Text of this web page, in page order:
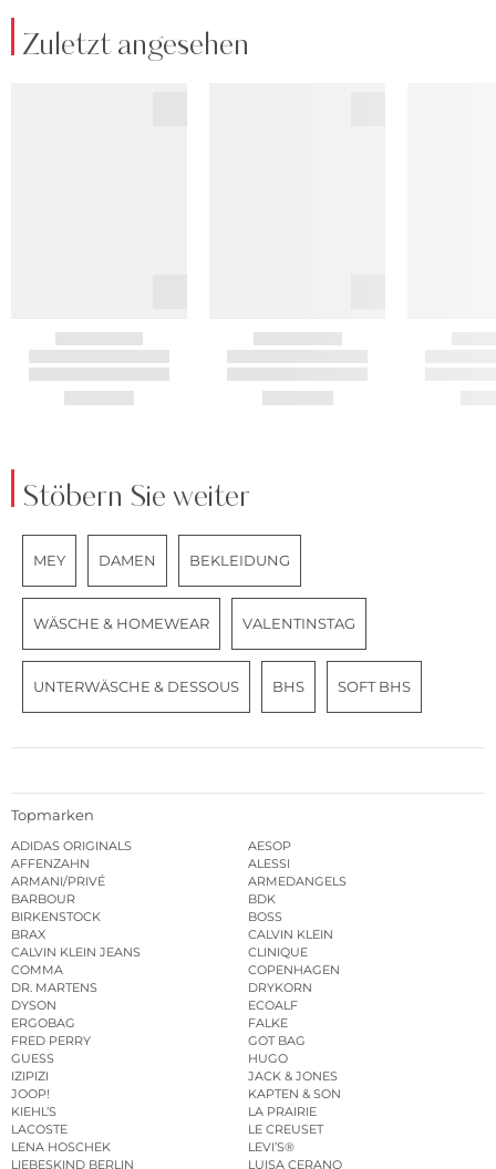
Zuletzt angesehen
Stöbern Sie weiter
MEY DAMEN BEKLEIDUNG
WÄSCHE & HOMEWEAR VALENTINSTAG
UNTERWÄSCHE & DESSOUS BHS SOFT BHS
Topmarken
ADIDAS ORIGINALS
AESOP
AFFENZAHN
ALESSI
ARMANI/PRIVÉ
ARMEDANGELS
BARBOUR
BDK
BIRKENSTOCK
BOSS
BRAX
CALVIN KLEIN
CALVIN KLEIN JEANS
CLINIQUE
COMMA
COPENHAGEN
DR. MARTENS
DRYKORN
DYSON
ECOALF
ERGOBAG
FALKE
FRED PERRY
GOT BAG
GUESS
HUGO
IZIPIZI
JACK & JONES
JOOP!
KAPTEN & SON
KIEHL’S
LA PRAIRIE
LACOSTE
LE CREUSET
LENA HOSCHEK
LEVI’S®
LIEBESKIND BERLIN
LUISA CERANO